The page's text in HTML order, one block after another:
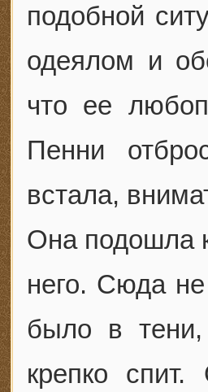
подобной
одеялом и
что ее
Пенни
встала,
Она подошла
него. Сюда
было в
крепко